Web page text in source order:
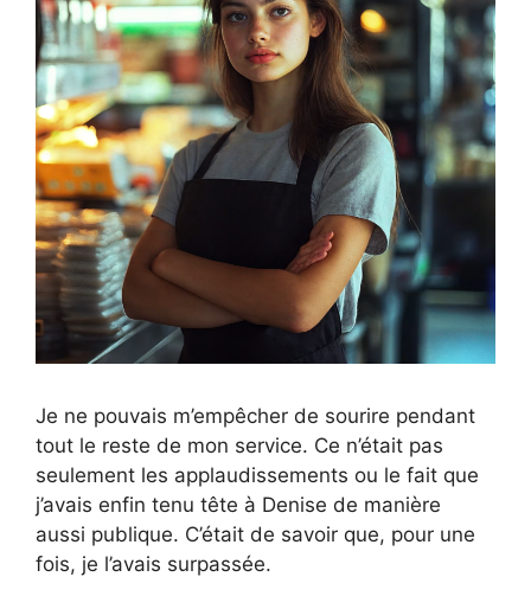
Je ne pouvais m’empêcher de sourire pendant
tout le reste de mon service. Ce n’était pas
seulement les applaudissements ou le fait que
j’avais enfin tenu tête à Denise de manière
aussi publique. C’était de savoir que, pour une
fois, je l’avais surpassée.